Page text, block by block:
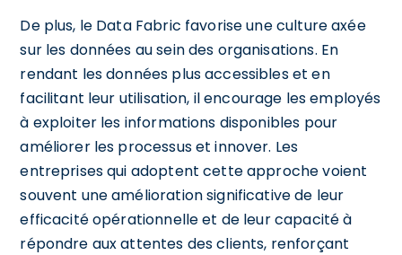
De plus, le Data Fabric favorise une culture axée
sur les données au sein des organisations. En
rendant les données plus accessibles et en
facilitant leur utilisation, il encourage les employés
à exploiter les informations disponibles pour
améliorer les processus et innover. Les
entreprises qui adoptent cette approche voient
souvent une amélioration significative de leur
efficacité opérationnelle et de leur capacité à
répondre aux attentes des clients, renforçant